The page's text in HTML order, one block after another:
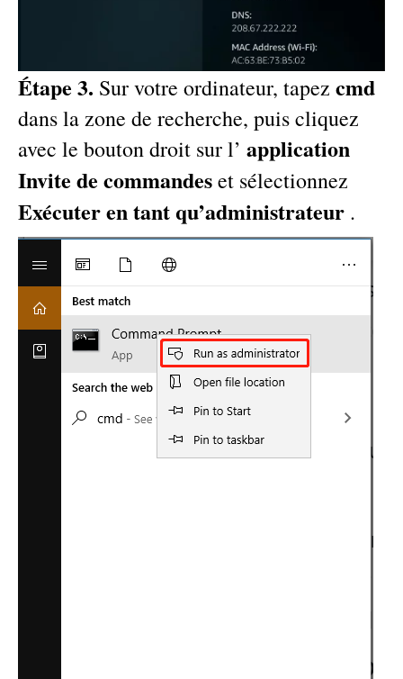
Étape 3. Sur votre ordinateur, tapez cmd
dans la zone de recherche, puis cliquez
avec le bouton droit sur l’ application
Invite de commandeset sélectionnez
Exécuter en tant qu’administrateur .